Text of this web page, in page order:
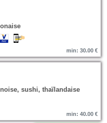
min: 30.00 €
sushi, thaïlandaise
min: 40.00 €